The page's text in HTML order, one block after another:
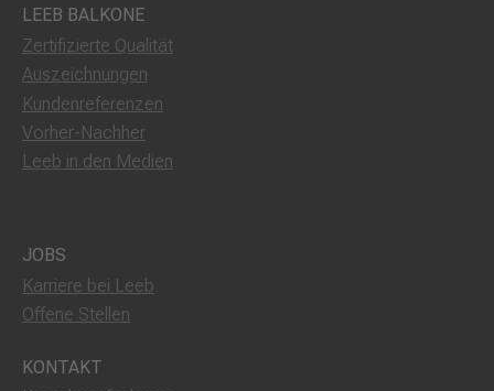
LEEB BALKONE
Zertifizierte Qualität
Auszeichnungen
Kundenreferenzen
Vorher-Nachher
Leeb in den Medien
JOBS
Karriere bei Leeb
Offene Stellen
KONTAKT